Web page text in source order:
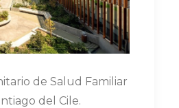
de Salud Familiar
del Cile.